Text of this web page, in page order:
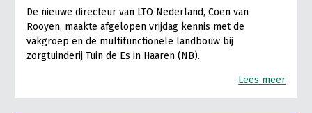
De nieuwe directeur van LTO Nederland, Coen van
Rooyen, maakte afgelopen vrijdag kennis met de
vakgroep en de multifunctionele landbouw bij
zorgtuinderij Tuin de Es in Haaren (NB).
Lees meer